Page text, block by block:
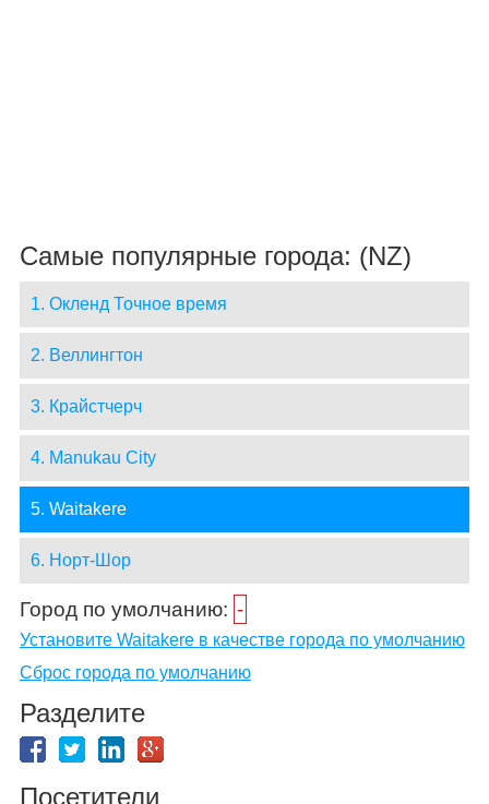
Самые популярные города: (NZ)
1. Окленд Точное время
2. Веллингтон
3. Крайстчерч
4. Manukau City
5. Waitakere
6. Норт-Шор
Город по умолчанию: -
Установите Waitakere в качестве города по умолчанию
Сброс города по умолчанию
Разделите
Посетители